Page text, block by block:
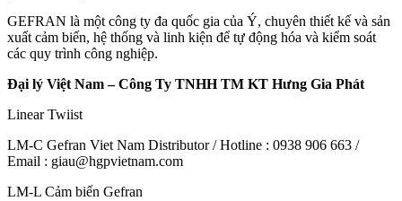
GEFRAN là một công ty đa quốc gia của Ý, chuyên thiết kế và sản
xuất cảm biến, hệ thống và linh kiện để tự động hóa và kiểm soát
các quy trình công nghiệp.
Đại lý Việt Nam – Công Ty TNHH TM KT Hưng Gia Phát
Linear Twiist
LM-C Gefran Viet Nam Distributor / Hotline : 0938 906 663 /
Email : giau@hgpvietnam.com
LM-L Cảm biến Gefran